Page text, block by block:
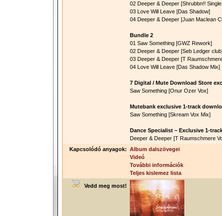
02 Deeper & Deeper [Shrubbn!!
03 Love Will Leave [Das Shadow]
04 Deeper & Deeper [Juan Maclean
Bundle 2
01 Saw Something [GWZ Rework]
02 Deeper & Deeper [Seb Ledger
03 Deeper & Deeper [T
04 Love Will Leave [Das Shadow Mix]
7 Digital / Mute Download Store
Saw Something [Onur Ozer Vox]
Mutebank exclusive 1-track
Saw Something [Skream Vox Mix]
Dance Specialist – Exclusive 1-
Deeper & Deeper [T Raumschmere
Kapcsolódó anyagok: Album dalszövegei
Videó
További információk
Teljes kislemez lista
Vedd meg most!